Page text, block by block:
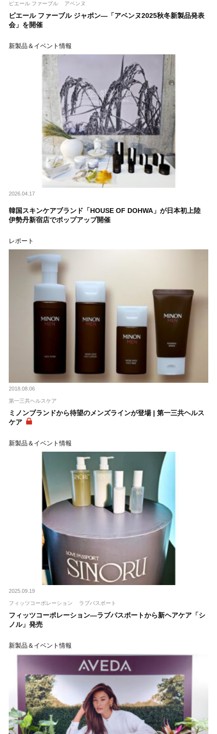
ピエール ファーブル アベンヌ
ピエール ファーブル ジャポン―「アベンヌ2025秋冬新製品発表
会」を開催
新製品＆イベント情報
2026.04.17
韓国スキンケアブランド「HOUSE OF DOHWA」が日本初上陸
伊勢丹新宿店でポップアップ開催
レポート
2018.08.06
第一三共ヘルスケア
ミノンブランドから待望のメンズラインが登場 | 第一三共ヘルス
ケア
新製品＆イベント情報
2025.09.19
フィッツコーポレーション ラブパスポート
フィッツコーポレーション―ラブパスポートから新ヘアケア「シ
ノル」発売
新製品＆イベント情報